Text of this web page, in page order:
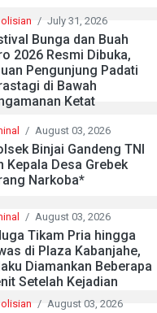
/ July 31, 2026
Bunga dan Buah
2026 Resmi Dibuka,
Pengunjung Padati
di Bawah
Ketat
/ August 03, 2026
Binjai Gandeng TNI
Kepala Desa Grebek
Narkoba*
/ August 03, 2026
Tikam Pria hingga
di Plaza Kabanjahe,
Diamankan Beberapa
Setelah Kejadian
/ August 03, 2026